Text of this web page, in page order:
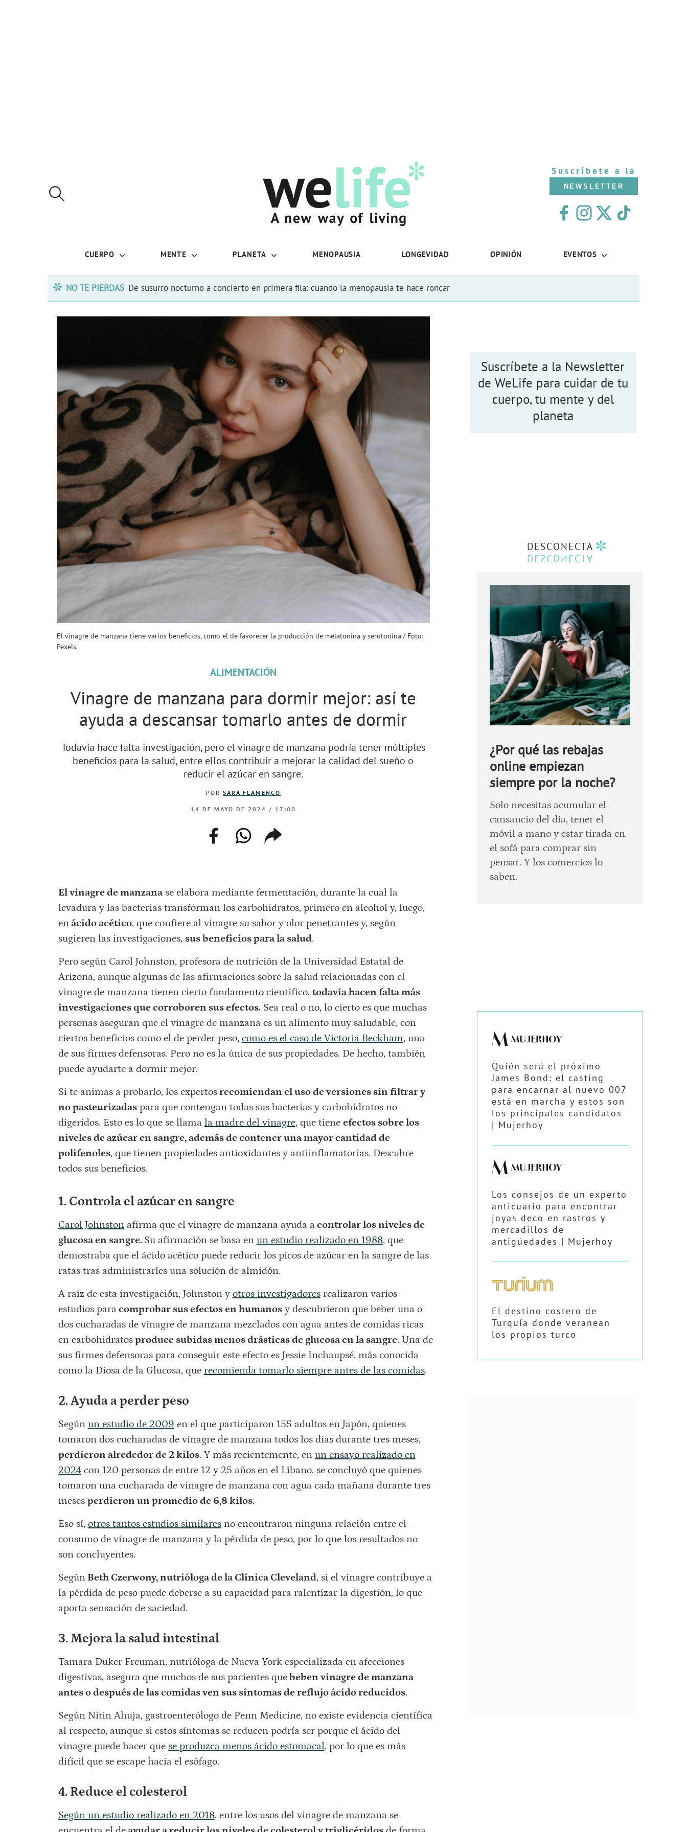
Suscríbete a la
NEWSLETTER
CUERPO MENTE PLANETA MENOPAUSIA LONGEVIDAD OPINIÓN EVENTOS
NO TE PIERDAS De susurro nocturno a concierto en primera fila: cuando la menopausia te hace roncar
El vinagre de manzana tiene varios beneficios, como el de favorecer la producción de melatonina y serotonina./ Foto:
Pexels.
ALIMENTACIÓN
Vinagre de manzana para dormir mejor: así te
ayuda a descansar tomarlo antes de dormir
Todavía hace falta investigación, pero el vinagre de manzana podría tener múltiples
beneficios para la salud, entre ellos contribuir a mejorar la calidad del sueño o
reducir el azúcar en sangre.
POR SARA FLAMENCO
14 DE MAYO DE 2024 / 17:00
facebookwhatsapp
web
copiar
enlace
El vinagre de manzanase elabora mediante fermentación, durante la cual la
levadura y las bacterias transforman los carbohidratos, primero en alcohol y, luego,
enácido acético, que confiere al vinagre su sabor y olor penetrantes y, según
sugieren las investigaciones, sus beneficios para la salud.
Pero según Carol Johnston, profesora de nutrición de la Universidad Estatal de
Arizona, aunque algunas de las afirmaciones sobre la salud relacionadas con el
vinagre de manzana tienen cierto fundamento científico, todavía hacen falta más
investigaciones que corroboren sus efectos.Sea real o no, lo cierto es que muchas
personas aseguran que el vinagre de manzana es un alimento muy saludable, con
ciertos beneficios como el de perder peso, como es el caso de Victoria Beckham, una
de sus firmes defensoras. Pero no es la única de sus propiedades. De hecho, también
puede ayudarte a dormir mejor.
Si te animas a probarlo, los expertosrecomiendan el uso de versiones sin filtrar y
no pasteurizadaspara que contengan todas sus bacterias y carbohidratos no
digeridos. Esto es lo que se llama la madre del vinagre, que tiene efectos sobre los
niveles de azúcar en sangre, además de contener una mayor cantidad de
polifenoles, que tienen propiedades antioxidantes y antiinflamatorias. Descubre
todos sus beneficios.
1. Controla el azúcar en sangre
Carol Johnstonafirma que el vinagre de manzana ayuda acontrolar los niveles de
glucosa en sangre. Su afirmación se basa en un estudio realizado en 1988, que
demostraba que el ácido acético puede reducir los picos de azúcar en la sangre de las
ratas tras administrarles una solución de almidón.
A raíz de esta investigación, Johnston y otros investigadoresrealizaron varios
estudios paracomprobar sus efectos en humanosy descubrieron que beber una o
dos cucharadas de vinagre de manzana mezclados con agua antes de comidas ricas
en carbohidratosproduce subidas menos drásticas de glucosa en la sangre. Una de
sus firmes defensoras para conseguir este efecto es Jessie Inchaupsé, más conocida
como la Diosa de la Glucosa, que recomienda tomarlo siempre antes de las comidas.
2. Ayuda a perder peso
Según un estudio de 2009 en el que participaron 155 adultos en Japón, quienes
tomaron dos cucharadas de vinagre de manzana todos los días durante tres meses,
perdieron alrededor de 2 kilos. Y más recientemente, en un ensayo realizado en
2024 con 120 personas de entre 12 y 25 años en el Líbano, se concluyó que quienes
tomaron una cucharada de vinagre de manzana con agua cada mañana durante tres
meses perdieron un promedio de 6,8 kilos.
Eso sí, otros tantos estudios similaresno encontraron ninguna relación entre el
consumo de vinagre de manzana y la pérdida de peso, por lo que los resultados no
son concluyentes.
SegúnBeth Czerwony, nutrióloga de la Clínica Cleveland, si el vinagre contribuye a
la pérdida de peso puede deberse a su capacidad para ralentizar la digestión, lo que
aporta sensación de saciedad.
3. Mejora la salud intestinal
Tamara Duker Freuman, nutrióloga de Nueva York especializada en afecciones
digestivas, asegura que muchos de sus pacientes quebeben vinagre de manzana
antes o después de las comidas ven sus síntomas de reflujo ácido reducidos.
Según Nitin Ahuja, gastroenterólogo de Penn Medicine, no existe evidencia científica
al respecto, aunque si estos síntomas se reducen podría ser porque el ácido del
vinagre puede hacer que se produzca menos ácido estomacal, por lo que es más
difícil que se escape hacia el esófago.
4. Reduce el colesterol
Según un estudio realizado en 2018, entre los usos del vinagre de manzana se
Suscríbete a la Newsletter
de WeLife para cuidar de tu
cuerpo, tu mente y del
planeta
DESCONECTA
¿Por qué las rebajas
online empiezan
siempre por la noche?
Solo necesitas acumular el
cansancio del día, tener el
móvil a mano y estar tirada en
el sofá para comprar sin
pensar. Y los comercios lo
saben.
Quién será el próximo
James Bond: el casting
para encarnar al nuevo 007
está en marcha y estos son
los principales candidatos
| Mujerhoy
Los consejos de un experto
anticuario para encontrar
joyas deco en rastros y
mercadillos de
antigüedades | Mujerhoy
El destino costero de
Turquía donde veranean
los propios turco